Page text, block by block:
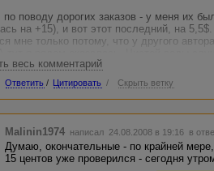
по поводу дорогих заказов - у меня их
на +15), и вот этот последний, на
мне только потому, что у другого
Был еще один. На 3$, по техническому
в открытом доступе).
переводной заказ, когда я потратила
мне в итоге все равно не заплатили :)))
результатов поддерживаю. Я
другие участники конкурса не
весь комментарий
Ответить / Цитировать / Скрыть ветку
Malinin1974 написал 24.08.2008 в 19:16 в
Думаю, окончательные - по крайней
15 центов уже проверился - сегодня